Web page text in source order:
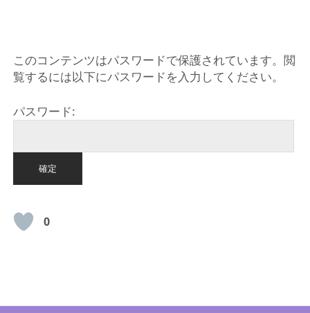
このコンテンツはパスワードで保護されています。閲
覧するには以下にパスワードを入力してください。
パスワード:
0